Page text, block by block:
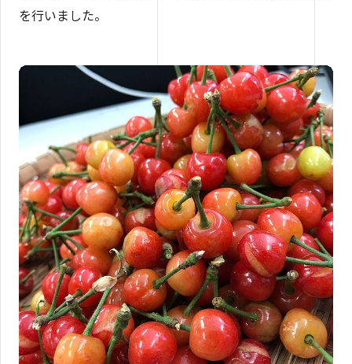
を行いました。